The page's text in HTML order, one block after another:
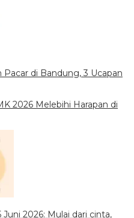
di Bandung, 3 Ucapan
2026 Melebihi Harapan di
2026: Mulai dari cinta,